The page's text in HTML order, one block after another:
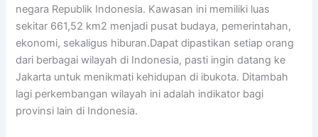
negara Republik Indonesia. Kawasan ini memiliki luas
sekitar 661,52 km2 menjadi pusat budaya, pemerintahan,
ekonomi, sekaligus hiburan.Dapat dipastikan setiap orang
dari berbagai wilayah di Indonesia, pasti ingin datang ke
Jakarta untuk menikmati kehidupan di ibukota. Ditambah
lagi perkembangan wilayah ini adalah indikator bagi
provinsi lain di Indonesia.